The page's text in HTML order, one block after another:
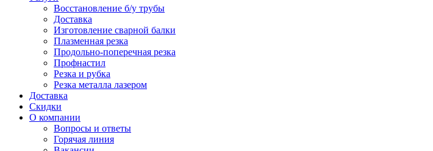
Восстановление б/у трубы
Доставка
Изготовление сварной балки
Плазменная резка
Продольно-поперечная резка
Профнастил
Резка и рубка
Резка металла лазером
Доставка
Скидки
О компании
Вопросы и ответы
Горячая линия